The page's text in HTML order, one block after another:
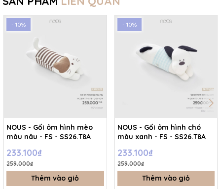
- 10%
NOUS - Gối ôm hình mèo
màu nâu - FS - SS26.T8A
233.100₫
259.000₫
Thêm vào giỏ
- 10%
NOUS - Gối ôm hình chó
màu xanh - FS - SS26.T8A
233.100₫
259.000₫
Thêm vào giỏ